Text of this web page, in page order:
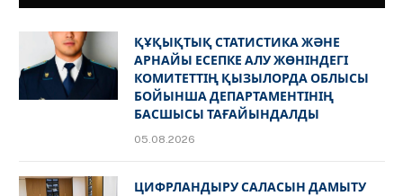
ҚҰҚЫҚТЫҚ СТАТИСТИКА ЖӘНЕ
АРНАЙЫ ЕСЕПКЕ АЛУ ЖӨНІНДЕГІ
КОМИТЕТТІҢ ҚЫЗЫЛОРДА ОБЛЫСЫ
БОЙЫНША ДЕПАРТАМЕНТІНІҢ
БАСШЫСЫ ТАҒАЙЫНДАЛДЫ
05.08.2026
ЦИФРЛАНДЫРУ САЛАСЫН ДАМЫТУ